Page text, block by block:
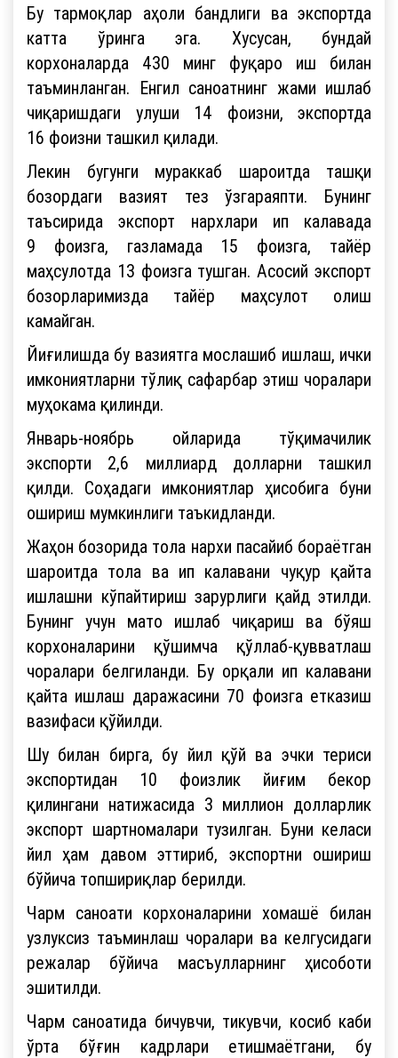
Бу тармоқлар аҳоли бандлиги ва экспортда
катта ўринга эга. Хусусан, бундай
корхоналарда 430 минг фуқаро иш билан
таъминланган. Енгил саноатнинг жами ишлаб
чиқаришдаги улуши 14 фоизни, экспортда
16 фоизни ташкил қилади.
Лекин бугунги мураккаб шароитда ташқи
бозордаги вазият тез ўзгараяпти. Бунинг
таъсирида экспорт нархлари ип калавада
9 фоизга, газламада 15 фоизга, тайёр
маҳсулотда 13 фоизга тушган. Асосий экспорт
бозорларимизда тайёр маҳсулот олиш
камайган.
Йиғилишда бу вазиятга мослашиб ишлаш, ички
имкониятларни тўлиқ сафарбар этиш чоралари
муҳокама қилинди.
Январь-ноябрь ойларида тўқимачилик
экспорти 2,6 миллиард долларни ташкил
қилди. Соҳадаги имкониятлар ҳисобига буни
ошириш мумкинлиги таъкидланди.
Жаҳон бозорида тола нархи пасайиб бораётган
шароитда тола ва ип калавани чуқур қайта
ишлашни кўпайтириш зарурлиги қайд этилди.
Бунинг учун мато ишлаб чиқариш ва бўяш
корхоналарини қўшимча қўллаб-қувватлаш
чоралари белгиланди. Бу орқали ип калавани
қайта ишлаш даражасини 70 фоизга етказиш
вазифаси қўйилди.
Шу билан бирга, бу йил қўй ва эчки териси
экспортидан 10 фоизлик йиғим бекор
қилингани натижасида 3 миллион долларлик
экспорт шартномалари тузилган. Буни келаси
йил ҳам давом эттириб, экспортни ошириш
бўйича топшириқлар берилди.
Чарм саноати корхоналарини хомашё билан
узлуксиз таъминлаш чоралари ва келгусидаги
режалар бўйича масъулларнинг ҳисоботи
эшитилди.
Чарм саноатида бичувчи, тикувчи, косиб каби
ўрта бўғин кадрлари етишмаётгани, бу